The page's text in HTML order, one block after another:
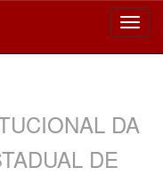
DA
DE